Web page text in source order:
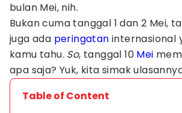
bulan Mei, nih.
Bukan cuma tanggal 1 dan 2 Mei,
juga ada peringatan internasional
kamu tahu. So, tanggal 10 Mei
apa saja? Yuk, kita simak
Table of Content